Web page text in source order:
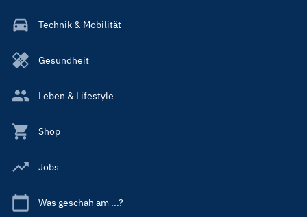
Technik & Mobilität
Gesundheit
Leben & Lifestyle
Shop
Jobs
Was geschah am ...?